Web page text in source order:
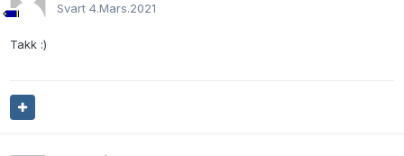
Svart 4.Mars.2021
Takk :)